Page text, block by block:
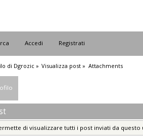
Accedi Registrati
di Dgrozic» Visualizza post » Attachments
di visualizzare tutti i post inviati da